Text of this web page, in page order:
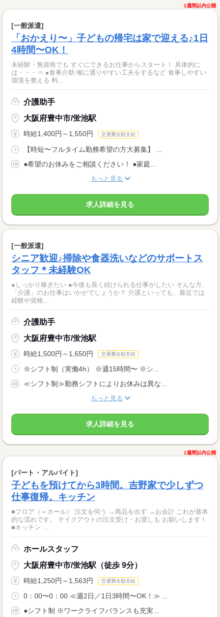
1週間以内公開
[一般派遣]
「おかえり〜」子どもの帰宅は家で迎える♪1日
4時間〜OK！
未経験・無資格でも すぐにできるお仕事からスタート！ 具体的に
は・・・⇒ ●食事介助 喉に通りやすい工夫をするなど 食事しやすい
環境を整える 料...
介護助手
大阪府豊中市/蛍池駅
時給1,400円～1,550円 交通費全額支給
【時短〜フルタイム勤務希望の方大募集】 ...
●希望のお休みをご相談ください！ ●家庭...
もっと見る
求人詳細を見る
[一般派遣]
シニア歓迎♪掃除や食器洗いなどのサポートス
タッフ＊未経験OK
●しっかり稼ぎたい ●今後も長く続けられる仕事がしたい そんな方、
「介護」のお仕事はいかがでしょうか？ 介護といっても、最近では
経験や資格...
介護助手
大阪府豊中市/蛍池駅
時給1,500円～1,650円 交通費全額支給
※シフト制（実働4h） ※週15時間〜 ※シ...
≪シフト制≫勤務シフトによりお休みは異な...
もっと見る
求人詳細を見る
1週間以内公開
[パート・アルバイト]
子どもを預けてから3時間。吉野家で少しずつ
仕事復帰。キッチン
■フロア（＝ホール） 注文を伺う →商品を出す →お会計 これが基本
的な流れです。 テイクアウトの注文受け・お渡しも お願いします！
■キッチン ...
ホールスタッフ
大阪府豊中市/蛍池駅（徒歩 9分）
時給1,250円～1,563円 交通費全額支給
0：00〜0：00 ≪週2日／1日3時間〜OK！≫ ...
●シフト制 ※ワークライフバランスも充実...